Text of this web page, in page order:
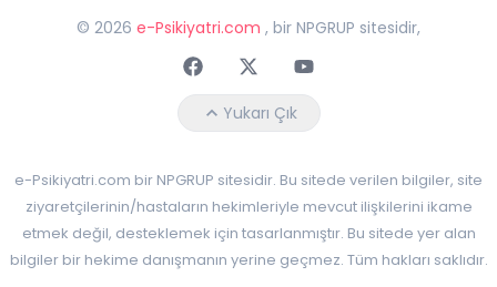
© 2026 e-Psikiyatri.com , bir NPGRUP sitesidir,
FaceebokTwitterYoutube
Yukarı Çık
e-Psikiyatri.com bir NPGRUP sitesidir. Bu sitede verilen bilgiler, site
ziyaretçilerinin/hastaların hekimleriyle mevcut ilişkilerini ikame
etmek değil, desteklemek için tasarlanmıştır. Bu sitede yer alan
bilgiler bir hekime danışmanın yerine geçmez. Tüm hakları saklıdır.